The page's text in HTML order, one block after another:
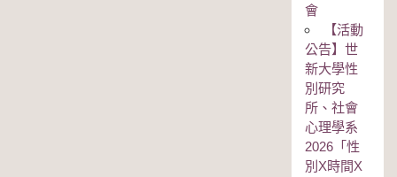
會
【活動
公告】世
新大學性
別研究
所、社會
心理學系
2026「性
別Χ時間Χ